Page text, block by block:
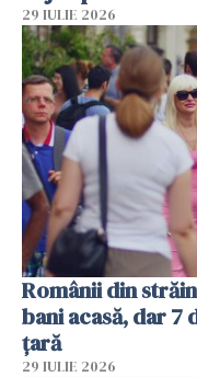
29 IULIE 2026
Românii din
bani acasă, dar 7
țară
29 IULIE 2026